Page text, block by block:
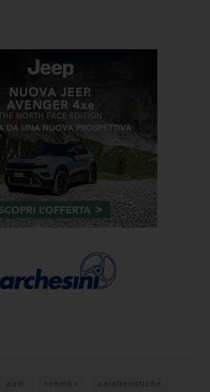
audi brembo caratteristiche